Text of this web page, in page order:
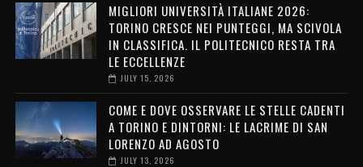
MIGLIORI UNIVERSITÀ ITALIANE 2026:
TORINO CRESCE NEI PUNTEGGI, MA SCIVOLA
IN CLASSIFICA. IL POLITECNICO RESTA TRA
LE ECCELLENZE
JULY 15, 2026
COME E DOVE OSSERVARE LE STELLE CADENTI
A TORINO E DINTORNI: LE LACRIME DI SAN
LORENZO AD AGOSTO
JULY 13, 2026